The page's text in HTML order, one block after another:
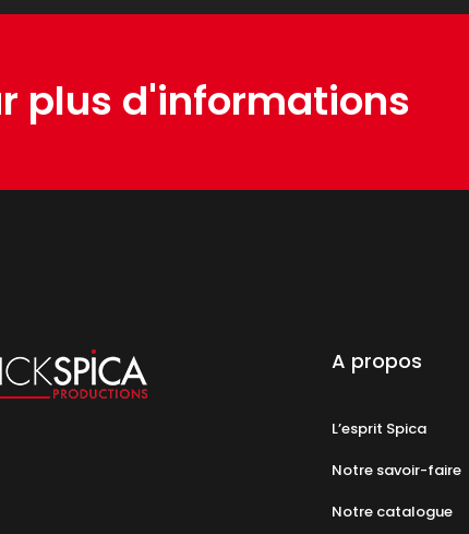
plus d'informations
A propos
L’esprit Spica
Notre savoir-faire
Notre catalogue